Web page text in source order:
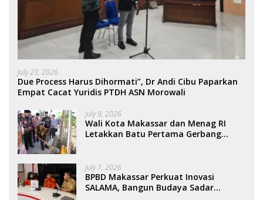
July 23, 2026
Due Process Harus Dihormati”, Dr Andi Cibu Paparkan
Empat Cacat Yuridis PTDH ASN Morowali
July 9, 2026
Wali Kota Makassar dan Menag RI
Letakkan Batu Pertama Gerbang
July 7, 2026
BPBD Makassar Perkuat Inovasi
SALAMA, Bangun Budaya Sadar